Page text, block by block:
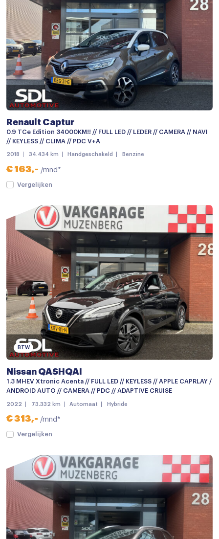
Renault Captur
0.9 TCe Edition 34000KM!! // FULL LED // LEDER // CAMERA // NAVI
// KEYLESS // CLIMA // PDC V+A
2018 34.434 km Handgeschakeld Benzine
€ 163,- /mnd*
Vergelijken
BTW
Nissan QASHQAI
1.3 MHEV Xtronic Acenta // FULL LED // KEYLESS // APPLE CAPRLAY /
ANDROID AUTO // CAMERA // PDC // ADAPTIVE CRUISE
2022 73.332 km Automaat Hybride
€ 313,- /mnd*
Vergelijken